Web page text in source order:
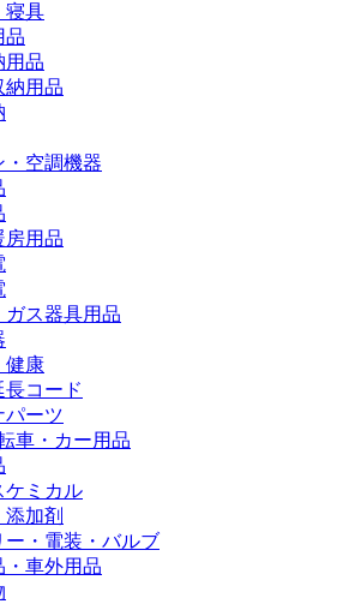
寝具
品
用品
納用品
・空調機器
房用品
ガス器具用品
健康
長コード
パーツ
車・カー用品
ケミカル
添加剤
ー・電装・バルブ
・車外用品